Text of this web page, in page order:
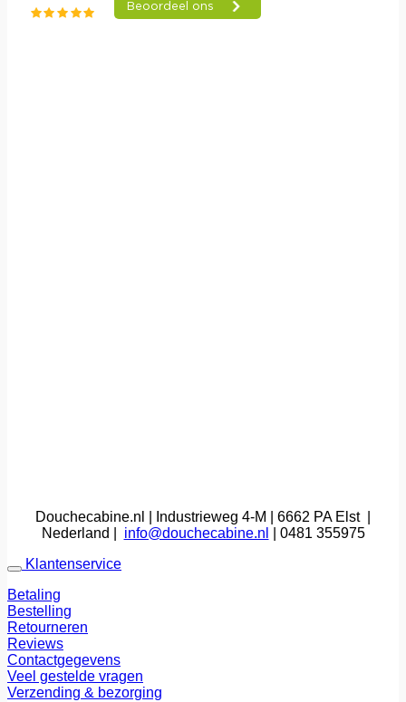
Douchecabine.nl | Industrieweg 4-M | 6662 PA Elst |
Nederland | info@douchecabine.nl
| 0481 355975
Klantenservice
Betaling
Bestelling
Retourneren
Reviews
Contactgegevens
Veel gestelde vragen
Verzending & bezorging